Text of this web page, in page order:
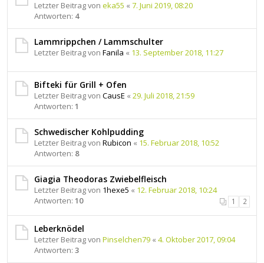
Letzter Beitrag von eka55 « 7. Juni 2019, 08:20
Antworten: 4
Lammrippchen / Lammschulter
Letzter Beitrag von Fanila « 13. September 2018, 11:27
Bifteki für Grill + Ofen
Letzter Beitrag von CausE « 29. Juli 2018, 21:59
Antworten: 1
Schwedischer Kohlpudding
Letzter Beitrag von Rubicon « 15. Februar 2018, 10:52
Antworten: 8
Giagia Theodoras Zwiebelfleisch
Letzter Beitrag von 1hexe5 « 12. Februar 2018, 10:24
Antworten: 10 1 2
Leberknödel
Letzter Beitrag von Pinselchen79 « 4. Oktober 2017, 09:04
Antworten: 3